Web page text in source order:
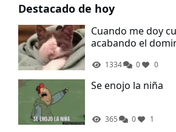
Destacado de hoy
Cuando me doy
acabando el
1334 0 0
Se enojo la niña
365 0 1